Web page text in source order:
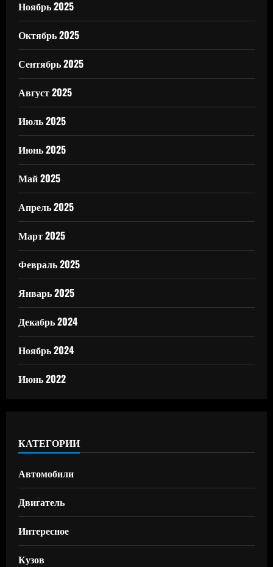
Ноябрь 2025
Октябрь 2025
Сентябрь 2025
Август 2025
Июль 2025
Июнь 2025
Май 2025
Апрель 2025
Март 2025
Февраль 2025
Январь 2025
Декабрь 2024
Ноябрь 2024
Июнь 2022
КАТЕГОРИИ
Автомобили
Двигатель
Интересное
Кузов